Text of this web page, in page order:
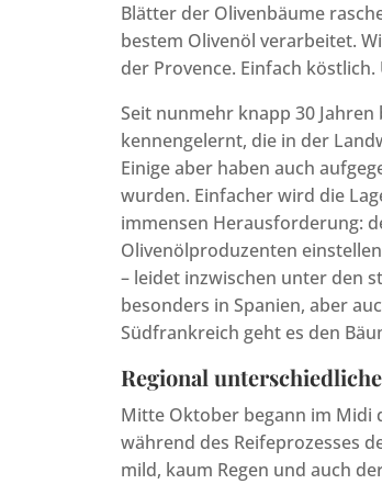
Blätter der Olivenbäume
bestem Olivenöl verarbeitet.
der Provence. Einfach
Seit nunmehr knapp 30
kennengelernt, die in der
Einige aber haben auch
wurden. Einfacher wird die
immensen Herausforderung:
Olivenölproduzenten
– leidet inzwischen unter den
besonders in Spanien, aber
Südfrankreich geht es den
Regional
Mitte Oktober begann im Midi
während des Reifeprozesses
mild, kaum Regen und auch